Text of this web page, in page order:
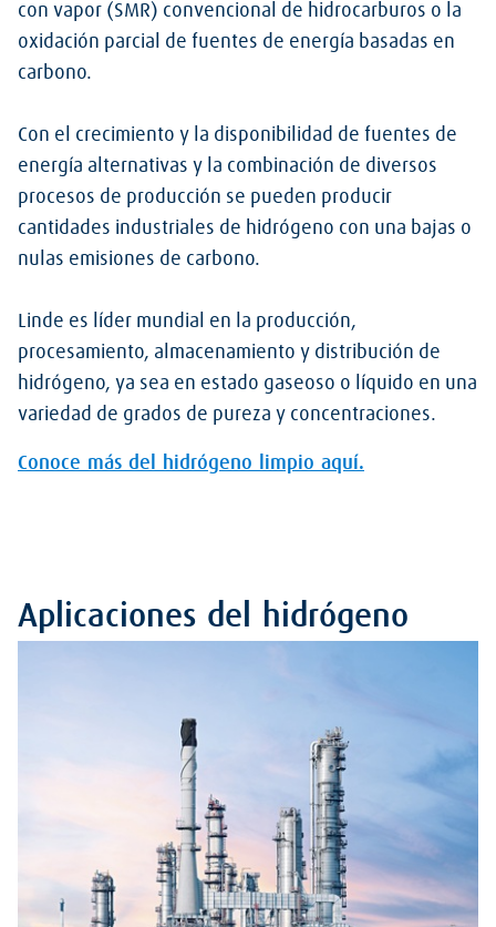
con vapor (SMR) convencional de hidrocarburos o la
oxidación parcial de fuentes de energía basadas en
carbono.
Con el crecimiento y la disponibilidad de fuentes de
energía alternativas y la combinación de diversos
procesos de producción se pueden producir
cantidades industriales de hidrógeno con una bajas o
nulas emisiones de carbono.
Linde es líder mundial en la producción,
procesamiento, almacenamiento y distribución de
hidrógeno, ya sea en estado gaseoso o líquido en una
variedad de grados de pureza y concentraciones.
Conoce más del hidrógeno limpio aquí.
Aplicaciones del hidrógeno